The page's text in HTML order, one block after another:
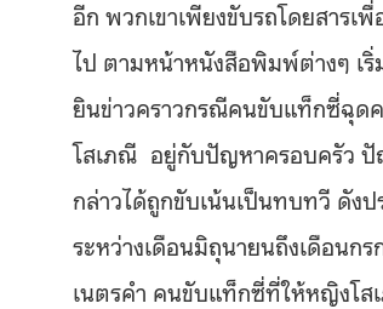
อีก พวกเขาเพียงขับรถโดยสาร
ไป ตามหน้าหนังสือพิมพ์ต่างๆ เ
ยินข่าวคราวกรณีคนขับแท็กซี่ฉุด
โสเภณี อยู่กับปัญหาครอบครัว ปั
กล่าวได้ถูกขับเน้นเป็นทบทวี ดัง
ระหว่างเดือนมิถุนายนถึงเดือนก
เนตรคำ คนขับแท็กซี่ที่ให้หญิงโส